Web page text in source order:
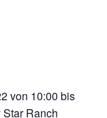
von 10:00 bis
Ranch